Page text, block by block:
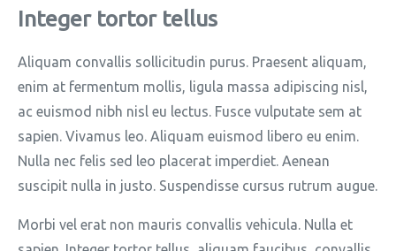
Integer tortor tellus
Aliquam convallis sollicitudin purus. Praesent aliquam,
enim at fermentum mollis, ligula massa adipiscing nisl,
ac euismod nibh nisl eu lectus. Fusce vulputate sem at
sapien. Vivamus leo. Aliquam euismod libero eu enim.
Nulla nec felis sed leo placerat imperdiet. Aenean
suscipit nulla in justo. Suspendisse cursus rutrum augue.
Morbi vel erat non mauris convallis vehicula. Nulla et